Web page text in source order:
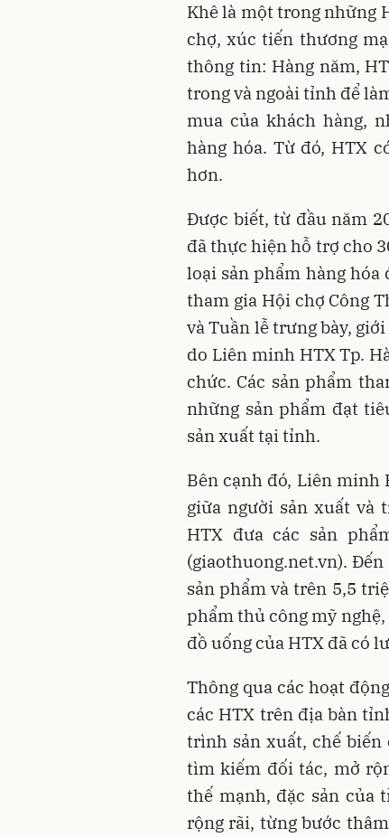
Khê là một trong những
chợ, xúc tiến thương
thông tin: Hàng năm,
trong và ngoài tỉnh để
mua của khách hàng,
hàng hóa. Từ đó, HTX
hơn.
Được biết, từ đầu năm
đã thực hiện hỗ trợ cho
loại sản phẩm hàng
tham gia Hội chợ Công
và Tuần lễ trưng bày,
do Liên minh HTX Tp.
chức. Các sản phẩm
những sản phẩm đạt
sản xuất tại tỉnh.
Bên cạnh đó, Liên
giữa người sản xuất và
HTX đưa các sản
(giaothuong.net.vn).
sản phẩm và trên 5,5
phẩm thủ công mỹ
đồ uống của HTX đã có
Thông qua các hoạt
các HTX trên địa bàn
trình sản xuất, chế biến
tìm kiếm đối tác, mở
thế mạnh, đặc sản của
rộng rãi, từng bước